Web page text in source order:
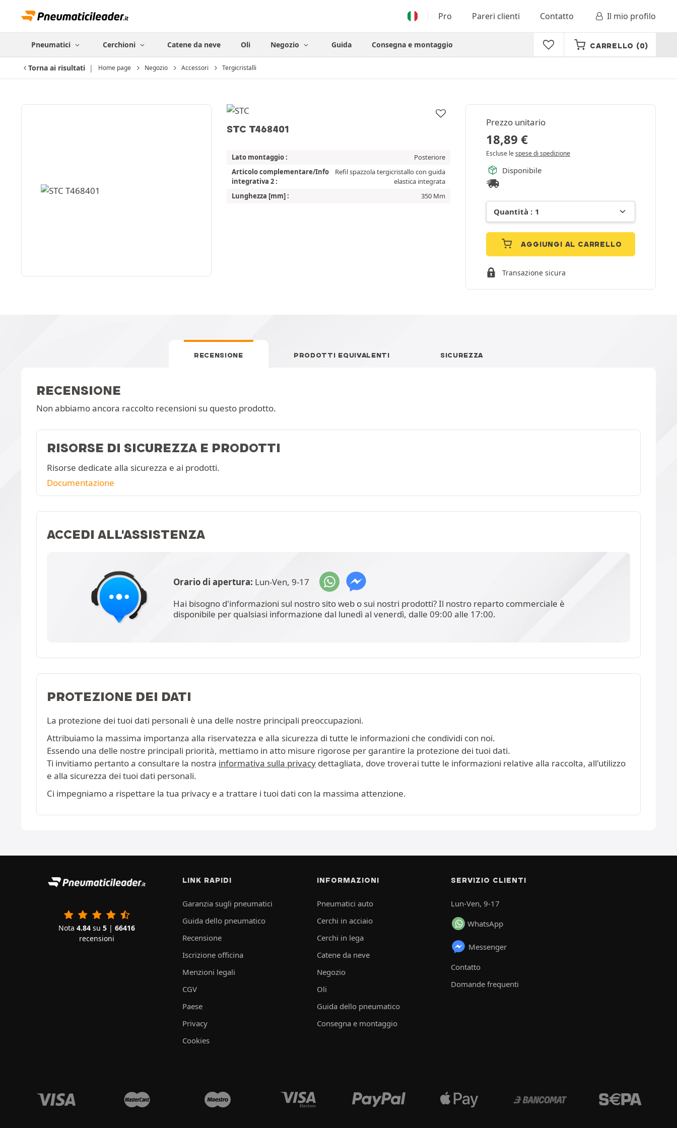
Pro Pareri clienti Contatto Il mio profilo
Pneumatici Cerchioni Catene da neve Oli Negozio Guida Consegna e montaggio CARRELLO (0)
Torna ai risultati Home page Negozio Accessori Tergicristalli
STC T468401
Prezzo unitario
18,89 €
Escluse lespese di spedizione
Disponibile
AGGIUNGI AL CARRELLO
Transazione sicura
Lato montaggio :
Posteriore
Articolo complementare/Info
integrativa 2 :
Refil spazzola tergicristallo con guida
elastica integrata
Lunghezza [mm] :
350 Mm
RECENSIONE PRODOTTI EQUIVALENTI SICUREZZA
RECENSIONE
Non abbiamo ancora raccolto recensioni su questo prodotto.
RISORSE DI SICUREZZA E PRODOTTI
Risorse dedicate alla sicurezza e ai prodotti.
Documentazione
ACCEDI ALL'ASSISTENZA
Orario di apertura: Lun-Ven, 9-17
Hai bisogno d'informazioni sul nostro sito web o sui nostri prodotti? Il nostro reparto commerciale è
disponibile per qualsiasi informazione dal lunedì al venerdì, dalle 09:00 alle 17:00.
PROTEZIONE DEI DATI
La protezione dei tuoi dati personali è una delle nostre principali preoccupazioni.
Attribuiamo la massima importanza alla riservatezza e alla sicurezza di tutte le informazioni che condividi con noi.
Essendo una delle nostre principali priorità, mettiamo in atto misure rigorose per garantire la protezione dei tuoi dati.
Ti invitiamo pertanto a consultare la nostra informativa sulla privacy dettagliata, dove troverai tutte le informazioni relative alla raccolta, all'utilizzo
e alla sicurezza dei tuoi dati personali.
Ci impegniamo a rispettare la tua privacy e a trattare i tuoi dati con la massima attenzione.
Nota 4.84 su 5 | 66416
recensioni
LINK RAPIDI
Garanzia sugli pneumatici
Guida dello pneumatico
Recensione
Iscrizione officina
Menzioni legali
CGV
Paese
Privacy
Cookies
INFORMAZIONI
Pneumatici auto
Cerchi in acciaio
Cerchi in lega
Catene da neve
Negozio
Oli
Guida dello pneumatico
Consegna e montaggio
SERVIZIO CLIENTI
Lun-Ven, 9-17
WhatsApp
Messenger
Contatto
Domande frequenti